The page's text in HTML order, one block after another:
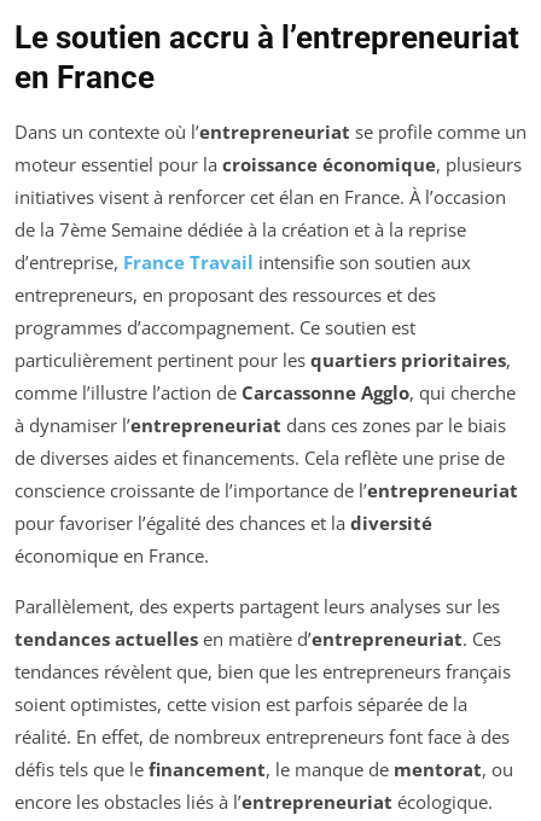
Le soutien accru à l’entrepreneuriat
en France
Dans un contexte où l’entrepreneuriat se profile comme un
moteur essentiel pour la croissance économique, plusieurs
initiatives visent à renforcer cet élan en France. À l’occasion
de la 7ème Semaine dédiée à la création et à la reprise
d’entreprise, France Travail intensifie son soutien aux
entrepreneurs, en proposant des ressources et des
programmes d’accompagnement. Ce soutien est
particulièrement pertinent pour les quartiers prioritaires,
comme l’illustre l’action de Carcassonne Agglo, qui cherche
à dynamiser l’entrepreneuriat dans ces zones par le biais
de diverses aides et financements. Cela reflète une prise de
conscience croissante de l’importance de l’entrepreneuriat
pour favoriser l’égalité des chances et la diversité
économique en France.
Parallèlement, des experts partagent leurs analyses sur les
tendances actuelles en matière d’entrepreneuriat. Ces
tendances révèlent que, bien que les entrepreneurs français
soient optimistes, cette vision est parfois séparée de la
réalité. En effet, de nombreux entrepreneurs font face à des
défis tels que le financement, le manque de mentorat, ou
encore les obstacles liés à l’entrepreneuriat écologique.